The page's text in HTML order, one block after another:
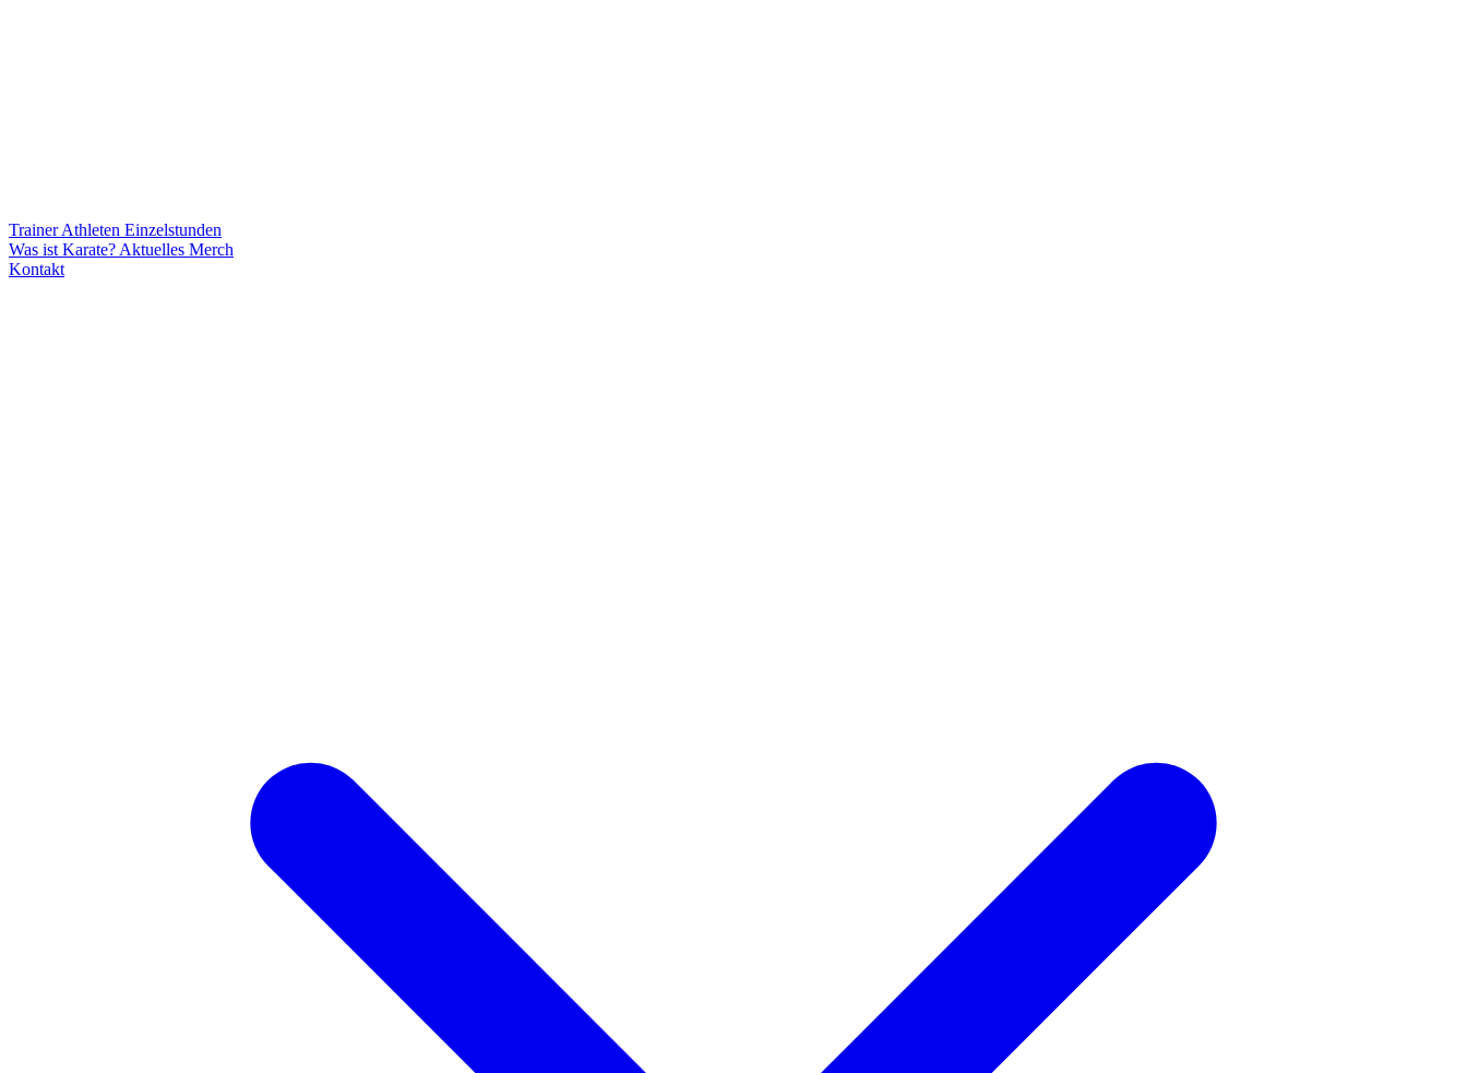
TrainerAthleten Einzelstunden
Was ist Karate? Aktuelles Merch
Kontakt